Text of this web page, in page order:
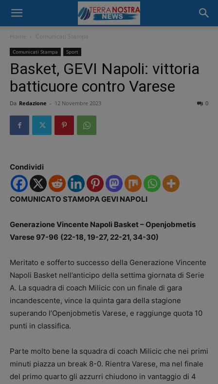
Home Comunicati Stampa
Comunicati Stampa Sport
Basket, GEVI Napoli: vittoria
batticuore contro Varese
Da Redazione - 12 Novembre 2023 0
Condividi
COMUNICATO STAMOPA GEVI NAPOLI
Generazione Vincente Napoli Basket – Openjobmetis
Varese 97-96 (22-18, 19-27, 22-21, 34-30)
Meritato e sofferto successo della Generazione Vincente
Napoli Basket nell’anticipo della settima giornata di Serie
A. La squadra di coach Milicic con un finale di gara
incandescente, vince la quinta gara della stagione
superando l’Openjobmetis Varese, e raggiunge quota 10
punti in classifica.
Parte molto bene la squadra di coach Milicic che nei primi
minuti piazza un break 8-0. Rientra Varese, ma nel finale
del primo quarto gli azzurri chiudono in vantaggio di 4